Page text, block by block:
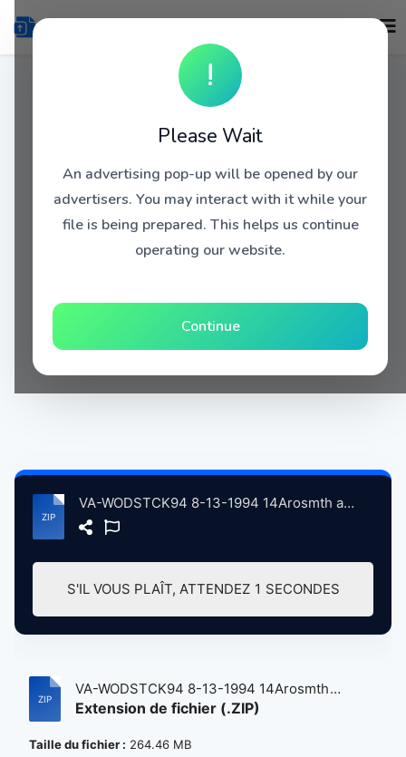
!
Please Wait
An advertising pop-up will be opened by our
advertisers. You may interact with it while your
file is being prepared. This helps us continue
operating our website.
Continue
VA-WODSTCK94 8-13-1994 14Arosmth atse.zip
S'IL VOUS PLAÎT, ATTENDEZ 1 SECONDES
VA-WODSTCK94 8-13-1994 14Arosmth
atse.z...
Extension de fichier (.ZIP)
Taille du fichier : 264.46 MB